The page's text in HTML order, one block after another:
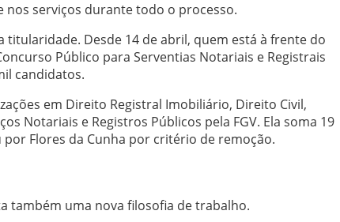
nos serviços durante todo o processo.
Desde 14 de abril, quem está à frente do
Público para Serventias Notariais e Registrais
candidatos.
em Direito Registral Imobiliário, Direito Civil,
Notariais e Registros Públicos pela FGV. Ela soma 19
Flores da Cunha por critério de remoção.
também uma nova filosofia de trabalho.